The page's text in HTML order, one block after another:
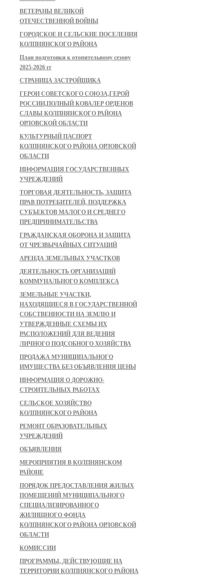
ВЕТЕРАНЫ ВЕЛИКОЙ
ОТЕЧЕСТВЕННОЙ ВОЙНЫ
ГОРОДСКОЕ И СЕЛЬСКИЕ ПОСЕЛЕНИЯ
КОЛПНЯНСКОГО РАЙОНА
План подготовки к отопительному сезону
2025-2026 гг
СТРАНИЦА ЗАСТРОЙЩИКА
ГЕРОИ СОВЕТСКОГО СОЮЗА,ГЕРОЙ
РОССИИ,ПОЛНЫЙ КОВАЛЕР ОРДЕНОВ
СЛАВЫ КОЛПНЯНСКОГО РАЙОНА
ОРЛОВСКОЙ ОБЛАСТИ
КУЛЬТУРНЫЙ ПАСПОРТ
КОЛПНЯНСКОГО РАЙОНА ОРЛОВСКОЙ
ОБЛАСТИ
ИНФОРМАЦИЯ ГОСУДАРСТВЕННЫХ
УЧРЕЖДЕНИЙ
ТОРГОВАЯ ДЕЯТЕЛЬНОСТЬ, ЗАЩИТА
ПРАВ ПОТРЕБИТЕЛЕЙ, ПОДДЕРЖКА
СУБЪЕКТОВ МАЛОГО И СРЕДНЕГО
ПРЕДПРИНИМАТЕЛЬСТВА
ГРАЖДАНСКАЯ ОБОРОНА И ЗАЩИТА
ОТ ЧРЕЗВЫЧАЙНЫХ СИТУАЦИЙ
АРЕНДА ЗЕМЕЛЬНЫХ УЧАСТКОВ
ДЕЯТЕЛЬНОСТЬ ОРГАНИЗАЦИЙ
КОММУНАЛЬНОГО КОМПЛЕКСА
ЗЕМЕЛЬНЫЕ УЧАСТКИ,
НАХОДЯЩИЕСЯ В ГОСУДАРСТВЕННОЙ
СОБСТВЕННОСТИ НА ЗЕМЛЮ И
УТВЕРЖДЕННЫЕ СХЕМЫ ИХ
РАСПОЛОЖЕНИЙ ДЛЯ ВЕДЕНИЯ
ЛИЧНОГО ПОДСОБНОГО ХОЗЯЙСТВА
ПРОДАЖА МУНИЦИПАЛЬНОГО
ИМУЩЕСТВА БЕЗ ОБЪЯВЛЕНИЯ ЦЕНЫ
ИНФОРМАЦИЯ О ДОРОЖНО-
СТРОИТЕЛЬНЫХ РАБОТАХ
СЕЛЬСКОЕ ХОЗЯЙСТВО
КОЛПНЯНСКОГО РАЙОНА
РЕМОНТ ОБРАЗОВАТЕЛЬНЫХ
УЧРЕЖДЕНИЙ
ОБЪЯВЛЕНИЯ
МЕРОПРИЯТИЯ В КОЛПНЯНСКОМ
РАЙОНЕ
ПОРЯДОК ПРЕДОСТАВЛЕНИЯ ЖИЛЫХ
ПОМЕЩЕНИЙ МУНИЦИПАЛЬНОГО
СПЕЦИАЛИЗИРОВАННОГО
ЖИЛИЩНОГО ФОНДА
КОЛПНЯНСКОГО РАЙОНА ОРЛОВСКОЙ
ОБЛАСТИ
КОМИССИИ
ПРОГРАММЫ, ДЕЙСТВУЮЩИЕ НА
ТЕРРИТОРИИ КОЛПНЯНСКОГО РАЙОНА